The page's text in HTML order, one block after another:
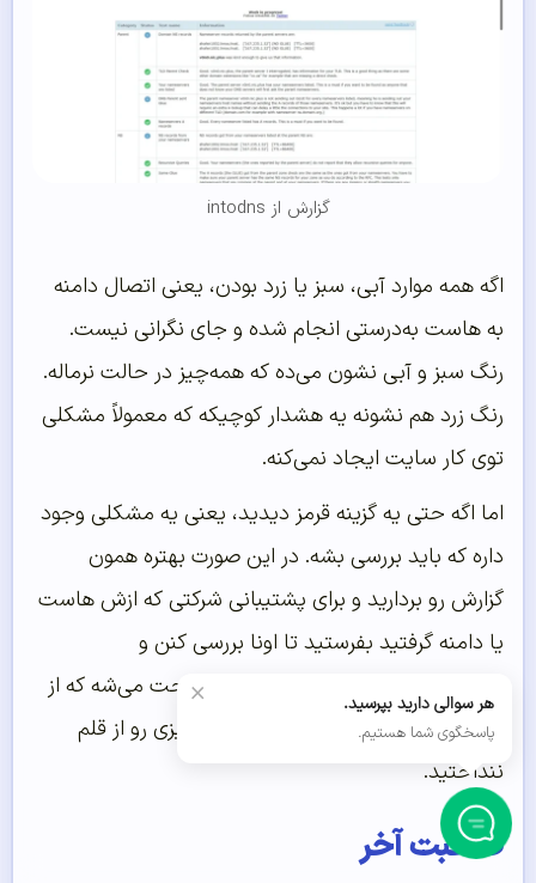
گزارش از intodns
اگه همه موارد آبی، سبز یا زرد بودن، یعنی اتصال دامنه
به هاست به‌درستی انجام شده و جای نگرانی نیست.
رنگ سبز و آبی نشون می‌ده که همه‌چیز در حالت نرماله.
رنگ زرد هم نشونه یه هشدار کوچیکه که معمولاً مشکلی
توی کار سایت ایجاد نمی‌کنه.
اما اگه حتی یه گزینه قرمز دیدید، یعنی یه مشکلی وجود
داره که باید بررسی بشه. در این صورت بهتره همون
گزارش رو بردارید و برای پشتیبانی شرکتی که ازش هاست
یا دامنه گرفتید بفرستید تا اونا بررسی کنن و
راهنمایی‌تون کنن. این‌طوری خیالتون راحت می‌شه که از
نظر فنی هم سایت آماده راه‌اندازیه و چیزی رو از قلم
ننداختید.
صحبت آخر
× هر سوالی دارید بپرسید.
پاسخگوی شما هستیم.